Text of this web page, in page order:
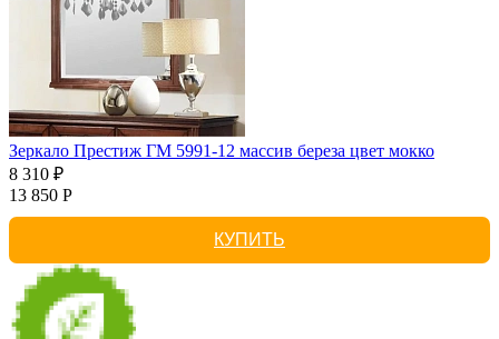
Зеркало Престиж ГМ 5991-12 массив береза цвет мокко
8 310 ₽
13 850 Р
КУПИТЬ